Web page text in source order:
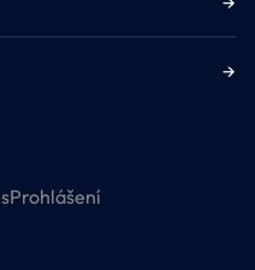
→
Prohlášení